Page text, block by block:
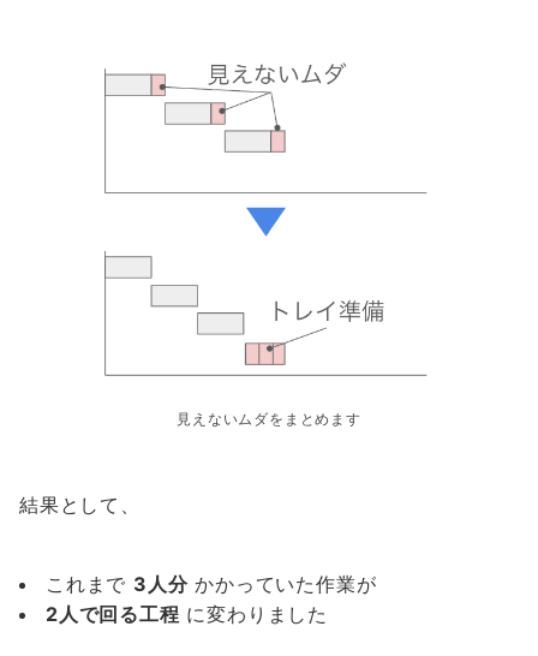
見えないムダをまとめます
結果として、
これまで 3人分かかっていた作業が
2人で回る工程 に変わりました